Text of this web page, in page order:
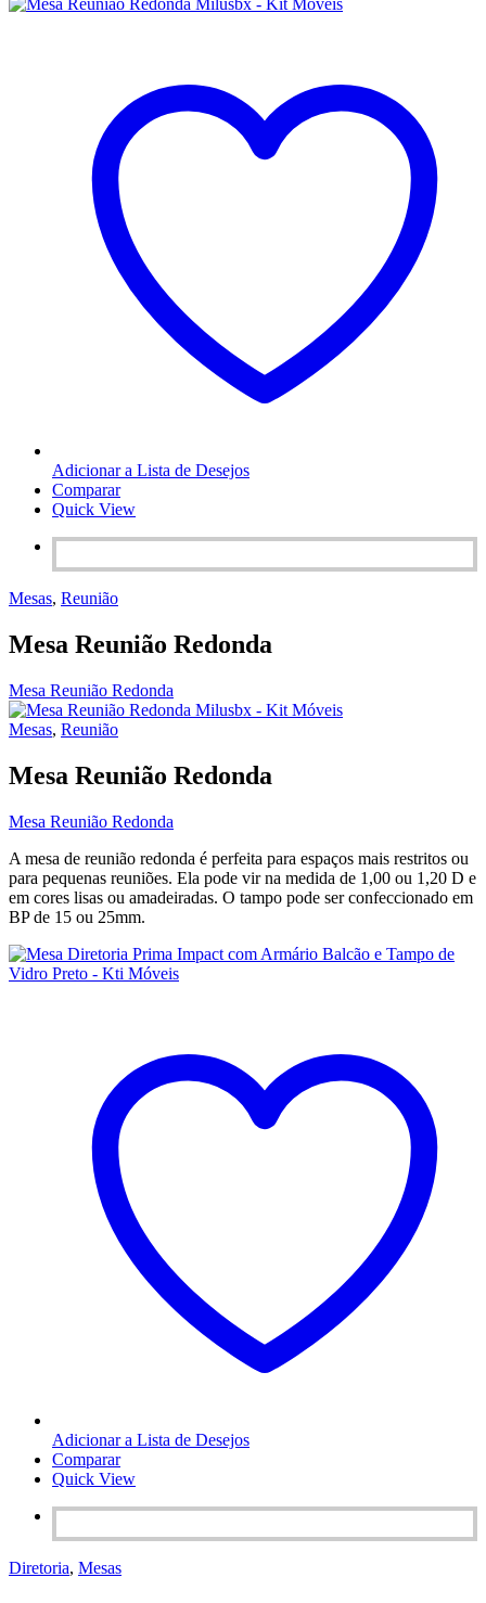
Adicionar a Lista de Desejos
Comparar
Quick View
Mesas, Reunião
Mesa Reunião Redonda
Mesa Reunião Redonda
Mesas, Reunião
Mesa Reunião Redonda
Mesa Reunião Redonda
A mesa de reunião redonda é perfeita para espaços mais restritos ou
para pequenas reuniões. Ela pode vir na medida de 1,00 ou 1,20 D e
em cores lisas ou amadeiradas. O tampo pode ser confeccionado em
BP de 15 ou 25mm.
Adicionar a Lista de Desejos
Comparar
Quick View
Diretoria, Mesas